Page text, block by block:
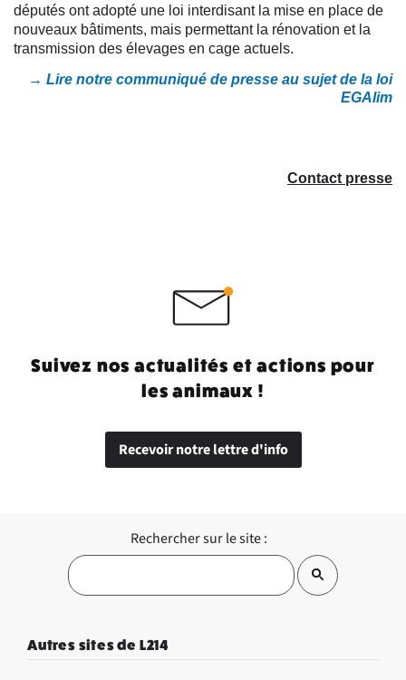
députés ont adopté une loi interdisant la mise en place de
nouveaux bâtiments, mais permettant la rénovation et la
transmission des élevages en cage actuels.
→ Lire notre communiqué de presse au sujet de la loi
EGAlim
Contact presse
Suivez nos actualités et actions pour
les animaux !
Recevoir notre lettre d'info
Rechercher sur le site :
Autres sites de L214